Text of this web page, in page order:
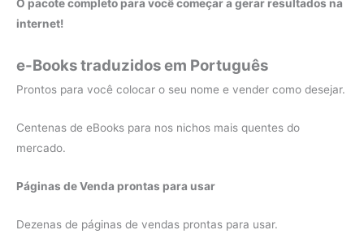
O pacote completo para você começar a gerar resultados na
internet!
e-Books traduzidos em Português
Prontos para você colocar o seu nome e vender como desejar.
Centenas de eBooks para nos nichos mais quentes do
mercado.
Páginas de Venda prontas para usar
Dezenas de páginas de vendas prontas para usar.